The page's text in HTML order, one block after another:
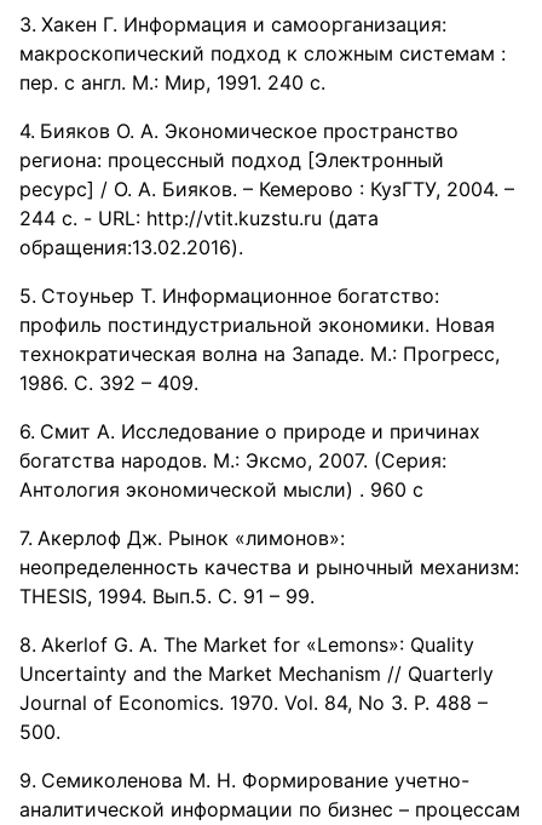
Хакен Г. Информация и самоорганизация:
макроскопический подход к сложным системам :
пер. с англ. М.: Мир, 1991. 240 с.
Бияков О. А. Экономическое пространство
региона: процессный подход [Электронный
ресурс] / О. А. Бияков. – Кемерово : КузГТУ, 2004. –
244 с. - URL: http://vtit.kuzstu.ru (дата
обращения:13.02.2016).
Стоуньер Т. Информационное богатство:
профиль постиндустриальной экономики. Новая
технократическая волна на Западе. М.: Прогресс,
1986. С. 392 – 409.
Смит А. Исследование о природе и причинах
богатства народов. М.: Эксмо, 2007. (Серия:
Антология экономической мысли) . 960 с
Акерлоф Дж. Рынок «лимонов»:
неопределенность качества и рыночный механизм:
THESIS, 1994. Вып.5. С. 91 – 99.
Akerlof G. A. The Market for «Lemons»: Quality
Uncertainty and the Market Mechanism // Quarterly
Journal of Economics. 1970. Vol. 84, No 3. P. 488 –
500.
Семиколенова М. Н. Формирование учетно-
аналитической информации по бизнес – процессам